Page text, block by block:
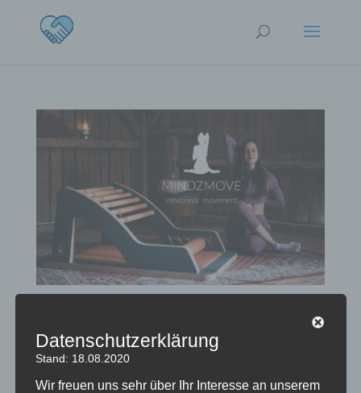
docpolten| Dez. 31, 2021
Thomas Hoffmann und Malik Sylvester Arrendell haben
zusammen Mindzmove entwickelt und in die Welt
Datenschutzerklärung
Stand: 18.08.2020
Wir freuen uns sehr über Ihr Interesse an unserem